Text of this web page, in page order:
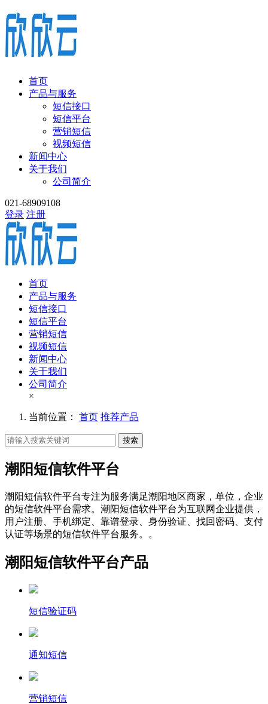
首页
产品与服务
短信接口
短信平台
营销短信
视频短信
新闻中心
关于我们
公司简介
021-68909108
登录 注册
首页
产品与服务
短信接口
短信平台
营销短信
视频短信
新闻中心
关于我们
公司简介
×
当前位置： 首页 推荐产品
搜索
潮阳短信软件平台
潮阳短信软件平台专注为服务满足潮阳地区商家，单位，企业
的短信软件平台需求。潮阳短信软件平台为互联网企业提供，
用户注册、手机绑定、靠谱登录、身份验证、找回密码、支付
认证等场景的短信软件平台服务。。
潮阳短信软件平台产品
短信验证码
通知短信
营销短信